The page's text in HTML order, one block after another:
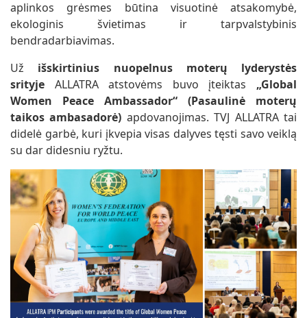
aplinkos grėsmes būtina visuotinė atsakomybė,
ekologinis švietimas ir tarpvalstybinis
bendradarbiavimas.
Už išskirtinius nuopelnus moterų lyderystės
srityje
ALLATRA atstovėms buvo įteiktas
„Global
Women Peace Ambassador“ (Pasaulinė moterų
taikos ambasadorė) apdovanojimas. TVJ ALLATRA tai
didelė garbė, kuri įkvepia visas dalyves tęsti savo veiklą
su dar didesniu ryžtu.